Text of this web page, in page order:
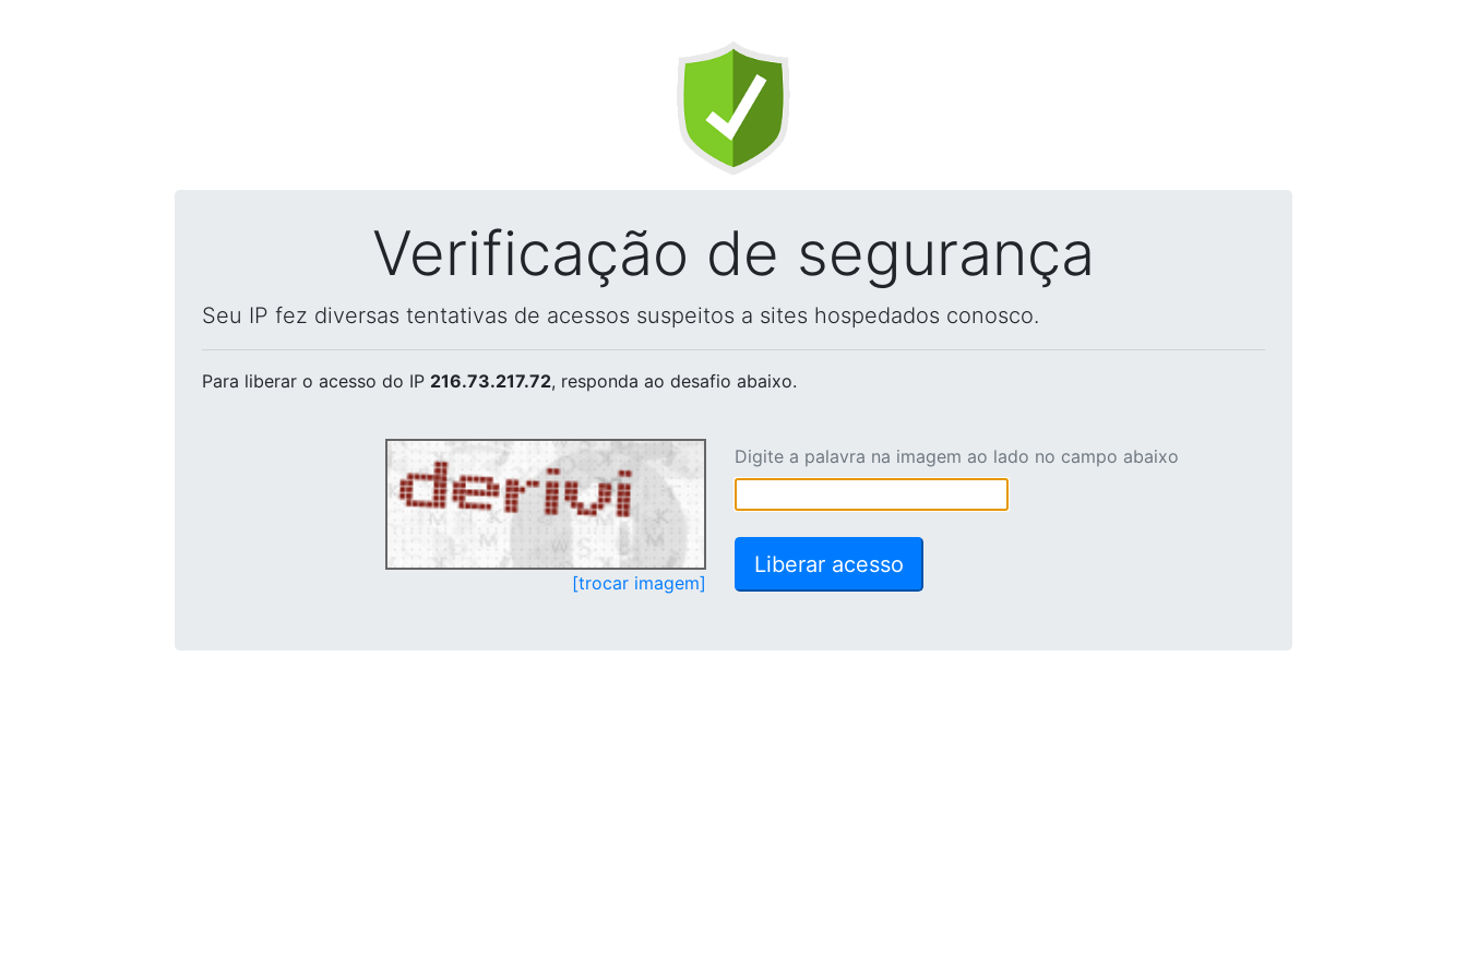
Verificação de segurança
Seu IP fez diversas tentativas de acessos suspeitos a sites hospedados conosco.
Para liberar o acesso do IP 216.73.217.72, responda ao desafio abaixo.
[trocar imagem]
Digite a palavra na imagem ao lado no campo abaixo